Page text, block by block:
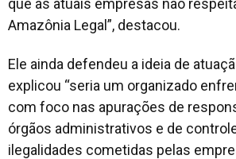
que as atuais empresas não
Amazônia Legal”, destacou.
Ele ainda defendeu a ideia de
explicou “seria um organizado
com foco nas apurações de
órgãos administrativos e de
ilegalidades cometidas pelas